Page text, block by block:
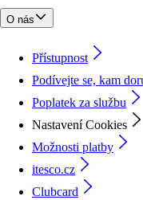
O nás
Přístupnost
Podívejte se, kam
Poplatek za službu
Nastavení Cookies
Možnosti platby
itesco.cz
Clubcard